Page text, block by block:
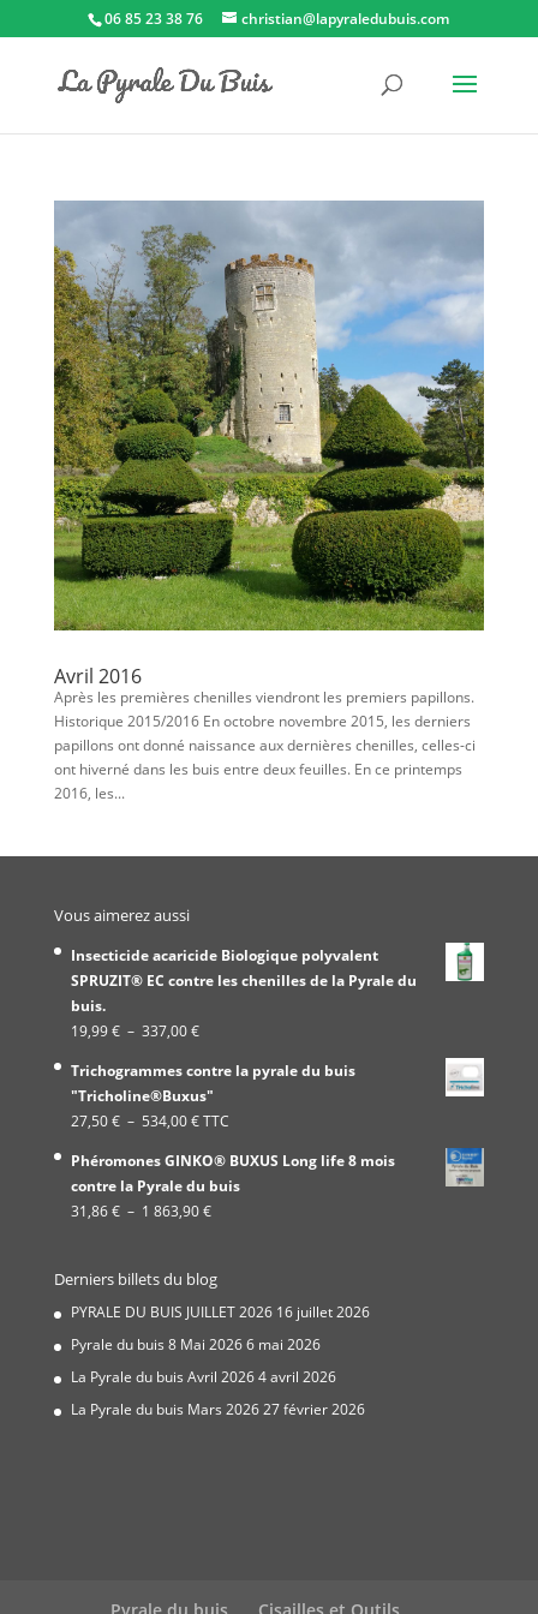
06 85 23 38 76 christian@lapyraledubuis.com
Avril 2016
Après les premières chenilles viendront les premiers papillons.
Historique 2015/2016 En octobre novembre 2015, les derniers
papillons ont donné naissance aux dernières chenilles, celles-ci
ont hiverné dans les buis entre deux feuilles. En ce printemps
2016, les...
Vous aimerez aussi
Insecticide acaricide Biologique polyvalent
SPRUZIT® EC contre les chenilles de la Pyrale du
buis.
19,99€ – 337,00€Plage
prix :
19,99 €
à
337,00 €
Trichogrammes contre la pyrale du buis
"Tricholine®Buxus"
27,50€ – 534,00€Plage
prix :
27,50 €
à
TTC
Phéromones GINKO® BUXUS Long life 8 mois
contre la Pyrale du buis
31,86€ – 1 863,90€Plage
31,86 €
à
1
Derniers billets du blog
PYRALE DU BUIS JUILLET 2026 16 juillet 2026
Pyrale du buis 8 Mai 20266 mai 2026
La Pyrale du buis Avril 20264 avril 2026
La Pyrale du buis Mars 202627 février 2026